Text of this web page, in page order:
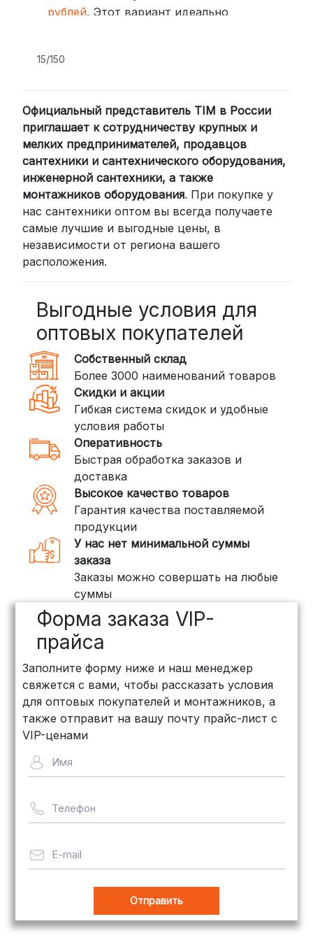
рублей. Этот вариант идеально
компании (СДЭК, BoxBerry, DPD)
Для клиентов из других регионов
России мы сотрудничаем с
проверенными транспортными
компаниями:
СДЭК: Выбирайте доставку до
пункта выдачи (от 2 дней) или
курьером до двери (от 3 дней).
Стоимость начинается от300
рублей
пунктов выдачи или курьером.
Сроки — от 2 дней, стоимость — от
350 рублей
DPD: Международная служба
доставки, которая работает и
внутри России. Сроки — от 2 дней,
стоимость — от 400 рублей
3. Доставка крупногабаритных грузов
(ПЭК, КИТ, Байкал Сервис)
Если ваш заказ включает большие или
тяжелые товары, мы рекомендуем
воспользоваться услугами компаний,
специализирующихся на доставке
грузов:
ПЭК: Сроки доставки — от 3 до 10
дней, стоимость рассчитывается
индивидуально (минимум
рублей
объемных заказов. Сроки — от 3
дней, стоимость — от500 рублей
Байкал Сервис: Идеально подходит
для крупногабаритных товаров.
рассчитывается индивидуально
Важно! Мы заботимся о том, чтобы
целости и сохранности, независимо
от их размера.
15/150
Официальный представитель TIM в России
приглашает к сотрудничеству крупных и
мелких предпринимателей, продавцов
сантехники и сантехнического оборудования,
инженерной сантехники, а также
монтажников оборудования. При покупке у
нас сантехники оптом вы всегда получаете
самые лучшие и выгодные цены, в
независимости от региона вашего
расположения.
Выгодные условия для
оптовых покупателей
Собственный склад
Более 3000 наименований товаров
Скидки и акции
Гибкая система скидок и удобные
условия работы
Оперативность
Быстрая обработка заказов и
доставка
Высокое качество товаров
Гарантия качества поставляемой
продукции
У нас нет минимальной суммы
заказа
Заказы можно совершать на любые
суммы
Форма заказа VIP-
прайса
Заполните форму ниже и наш менеджер
свяжется с вами, чтобы рассказать условия
для оптовых покупателей и монтажников, а
также отправит на вашу почту прайс-лист с
VIP-ценами
Имя
Телефон
E-mail